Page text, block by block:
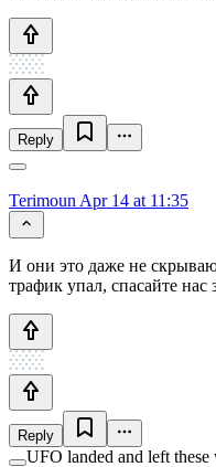
Reply
Terimoun Apr 14 at 11:35
И они это даже не
трафик упал, спасайте нас
Reply
UFO landed and left these